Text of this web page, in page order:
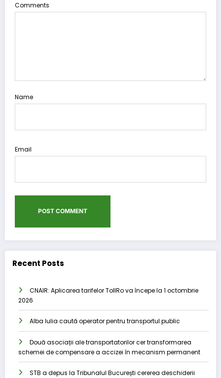
Comments
Name
Email
Recent Posts
CNAIR: Aplicarea tarifelor TollRo va începe la 1 octombrie
2026
Alba Iulia caută operator pentru transportul public
Două asociații ale transportatorilor cer transformarea
schemei de compensare a accizei în mecanism permanent
STB a depus la Tribunalul București cererea deschiderii